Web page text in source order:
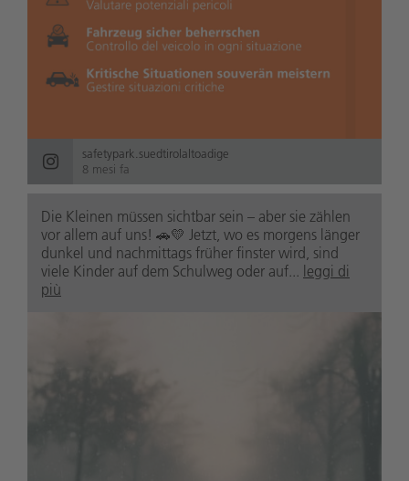
safetypark.suedtirolaltoadige
8 mesi fa
Die Kleinen müssen sichtbar sein – aber sie zählen
vor allem auf uns! 🚗💛 Jetzt, wo es morgens länger
dunkel und nachmittags früher finster wird, sind
viele Kinder auf dem Schulweg oder auf... leggi di
più